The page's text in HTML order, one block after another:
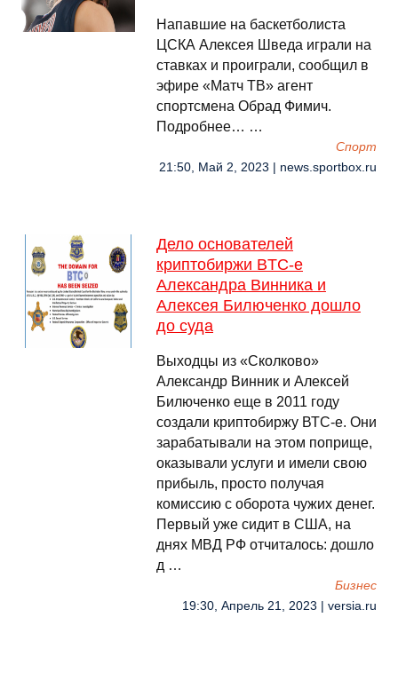
Напавшие на баскетболиста
ЦСКА Алексея Шведа играли на
ставках и проиграли, сообщил в
эфире «Матч ТВ» агент
спортсмена Обрад Фимич.
Подробнее… …
Спорт
21:50, Май 2, 2023 | news.sportbox.ru
Дело основателей
криптобиржи BTC-e
Александра Винника и
Алексея Билюченко дошло
до суда
Выходцы из «Сколково»
Александр Винник и Алексей
Билюченко еще в 2011 году
создали криптобиржу ВТС-е. Они
зарабатывали на этом поприще,
оказывали услуги и имели свою
прибыль, просто получая
комиссию с оборота чужих денег.
Первый уже сидит в США, на
днях МВД РФ отчиталось: дошло
д …
Бизнес
19:30, Апрель 21, 2023 | versia.ru